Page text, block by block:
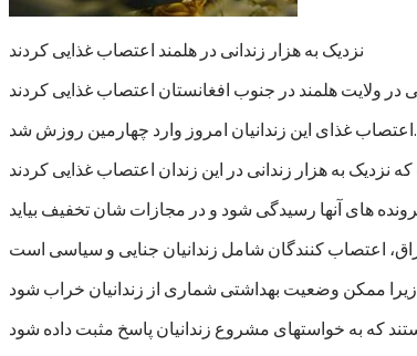
نزدیک به هزار زندانی در هلمند اعتصاب غذایی کردند
اعتصاب غذای این زندانیان امروز وارد چهارمین روزش شد.